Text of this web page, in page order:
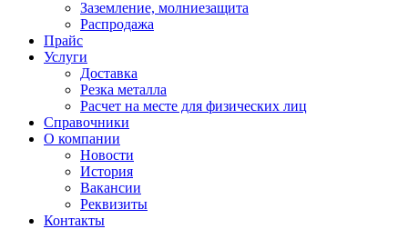
Заземление, молниезащита
Распродажа
Прайс
Услуги
Доставка
Резка металла
Расчет на месте для физических лиц
Справочники
О компании
Новости
История
Вакансии
Реквизиты
Контакты